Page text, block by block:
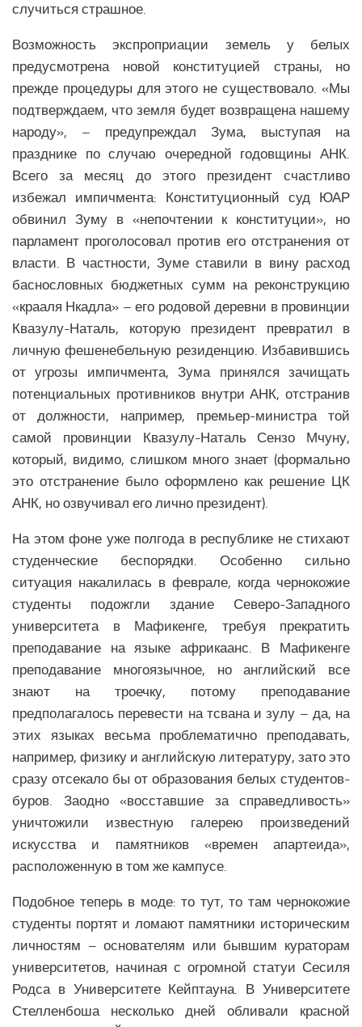
История СНГ
ЛАТИНСКАЯ АМЕРИКА
Аналитика Латинской Америки
История Латинской Америки
Политика Латинской Америки
Религия Латинской Америки
Экономика Латинской Америки
Климат Латинской Америки
Медицина Латинской Америки
Образование Латинской Америки
Наука Латинской Америки
СЕВЕРНАЯ АМЕРИКА
Аналитика Северной Америки
Вооружение Северной Америки
История Северной Америки
Политика Северной Америки
Религия Северной Америки
Климат Северной Америки
Медицина Северной Америки
Образование Северной Америки
Общество Северной Америки
Экономика Северной Америки
АФРИКА
История Африки
Политика Африки
Религия в Африке
Экономика Африки
Климат Африки
Наука Африки
случиться страшное.
Возможность экспроприации земель у белых
предусмотрена новой конституцией страны, но
прежде процедуры для этого не существовало. «Мы
подтверждаем, что земля будет возвращена нашему
народу», – предупреждал Зума, выступая на
празднике по случаю очередной годовщины АНК.
Всего за месяц до этого президент счастливо
избежал импичмента: Конституционный суд ЮАР
обвинил Зуму в «непочтении к конституции», но
парламент проголосовал против его отстранения от
власти. В частности, Зуме ставили в вину расход
баснословных бюджетных сумм на реконструкцию
«крааля Нкадла» – его родовой деревни в провинции
Квазулу-Наталь, которую президент превратил в
личную фешенебельную резиденцию. Избавившись
от угрозы импичмента, Зума принялся зачищать
потенциальных противников внутри АНК, отстранив
от должности, например, премьер-министра той
самой провинции Квазулу-Наталь Сензо Мчуну,
который, видимо, слишком много знает (формально
это отстранение было оформлено как решение ЦК
АНК, но озвучивал его лично президент).
На этом фоне уже полгода в республике не стихают
студенческие беспорядки. Особенно сильно
ситуация накалилась в феврале, когда чернокожие
студенты подожгли здание Северо-Западного
университета в Мафикенге, требуя прекратить
преподавание на языке африкаанс. В Мафикенге
преподавание многоязычное, но английский все
знают на троечку, потому преподавание
предполагалось перевести на тсвана и зулу – да, на
этих языках весьма проблематично преподавать,
например, физику и английскую литературу, зато это
сразу отсекало бы от образования белых студентов-
буров. Заодно «восставшие за справедливость»
уничтожили известную галерею произведений
искусства и памятников «времен апартеида»,
расположенную в том же кампусе.
Подобное теперь в моде: то тут, то там чернокожие
студенты портят и ломают памятники историческим
личностям – основателям или бывшим кураторам
университетов, начиная с огромной статуи Сесиля
Родса в Университете Кейптауна. В Университете
Стелленбоша несколько дней обливали красной